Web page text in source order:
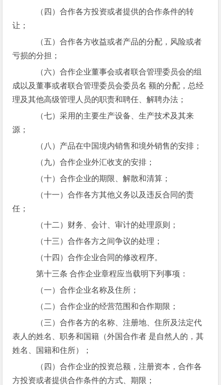
（四）合作各方投资或者提供的合作条件的转
让；
（五）合作各方收益或者产品的分配，风险或者
亏损的分担；
（六）合作企业董事会或者联合管理委员会的组
成以及董事或者联合管理委员会委员名 额的分配，总经
理及其他高级管理人员的职责和聘任、解聘办法；
（七）采用的主要生产设备、生产技术及其来
源；
（八）产品在中国境内销售和境外销售的安排；
（九）合作企业外汇收支的安排；
（十）合作企业的期限、解散和清算；
（十一）合作各方其他义务以及违反合同的责
任；
（十二）财务、会计、审计的处理原则；
（十三）合作各方之间争议的处理；
（十四）合作企业合同的修改程序。
第十三条 合作企业章程应当载明下列事项：
（一）合作企业名称及住所；
（二）合作企业的经营范围和合作期限；
（三）合作各方的名称、注册地、住所及法定代
表人的姓名、职务和国籍（外国合作者 是自然人的，其
姓名、国籍和住所）；
（四）合作企业的投资总额，注册资本，合作各
方投资或者提供合作条件的方式、期限；